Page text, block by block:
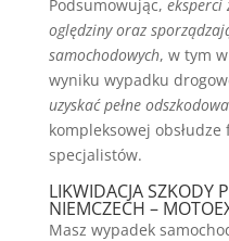
Podsumowując, eksperci
oględziny oraz
samochodowych, w tym
wyniku wypadku
uzyskać pełne
kompleksowej
specjalistów.
LIKWIDACJA SZKODY
NIEMCZECH –
Masz wypadek